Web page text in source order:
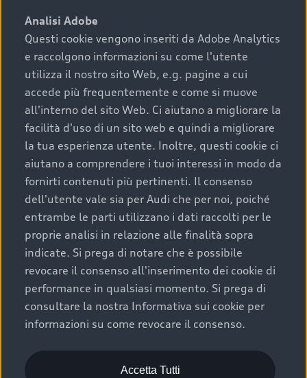
chilometraggio: un valore contenuto corrisponde a
uno stato migliore del veicolo e a una maggiore
durata nel tempo;
cronologia dei tagliandi: una documentazione
completa della vettura certifica una manutenzione
costante e accurata;
condizioni della carrozzeria e degli interni: una
buona conservazione evidenzia cura e attenzione del
precedente proprietario;
efficienza meccanica: motore, trasmissione e
componenti principali in ottimo stato garantiscono
prestazioni affidabili e sicure.
Acquistare un’auto usata in una Concessionaria ufficiale
Audi che offre l’usato garantito tramite Audi Prima
Scelta :plus, significa affidarsi ad un prodotto che viene
sottoposto a 110 controlli approfonditi e coperto da
garanzia fino a 4 anni per una maggiore tutela del tuo
acquisto.
Analisi Adobe
Questi cookie vengono inseriti da Adobe Analytics
e raccolgono informazioni su come l'utente
utilizza il nostro sito Web, e.g. pagine a cui
accede più frequentemente e come si muove
all'interno del sito Web. Ci aiutano a migliorare la
facilità d'uso di un sito web e quindi a migliorare
la tua esperienza utente. Inoltre, questi cookie ci
aiutano a comprendere i tuoi interessi in modo da
fornirti contenuti più pertinenti. Il consenso
dell'utente vale sia per Audi che per noi, poiché
entrambe le parti utilizzano i dati raccolti per le
proprie analisi in relazione alle finalità sopra
indicate. Si prega di notare che è possibile
revocare il consenso all'inserimento dei cookie di
performance in qualsiasi momento. Si prega di
consultare la nostra Informativa sui cookie per
informazioni su come revocare il consenso.
Accetta Tutti